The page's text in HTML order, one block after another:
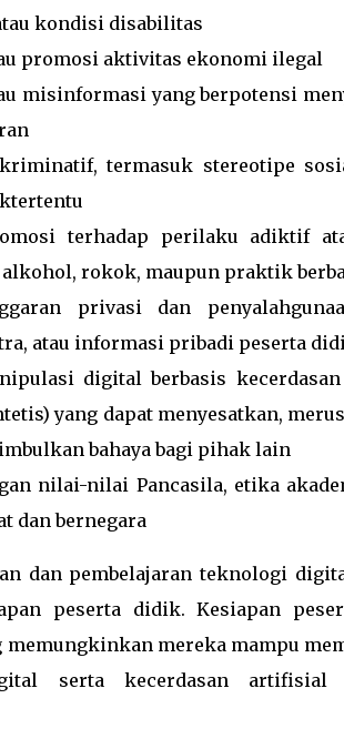
kondisi disabilitas
promosi aktivitas ekonomi ilegal
misinformasi yang berpotensi
termasuk stereotipe
terhadap perilaku adiktif
rokok, maupun praktik
privasi dan
atau informasi pribadi peserta
digital berbasis
yang dapat menyesatkan,
bahaya bagi pihak lain
nilai-nilai Pancasila, etika
dan bernegara
dan pembelajaran teknologi
peserta didik. Kesiapan
mereka mampu
serta kecerdasan